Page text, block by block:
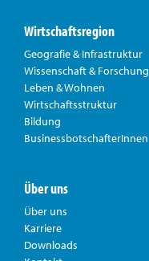
Wirtschaftsregion
Geografie & Infrastruktur
Wissenschaft & Forschung
Leben & Wohnen
Wirtschaftsstruktur
Bildung
BusinessbotschafterInnen
Über uns
Über uns
Karriere
Downloads